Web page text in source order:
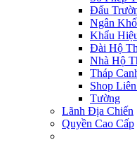
Đấu
Ngân Khố
Khẩu
Đài Hộ
Nhà Hộ
Tháp
Shop
Tường
Lãnh Địa Chiến
Quyền Cao Cấp